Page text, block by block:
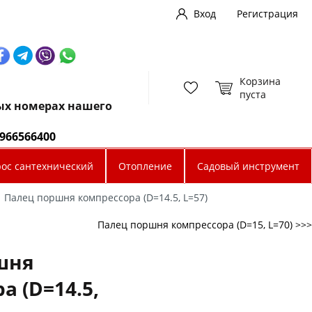
Вход
Регистрация
номерах нашего
Корзина
пуста
сантехнический Отопление Садовый инструмент
Палец поршня компрессора (D=14.5, L=57)
Палец поршня компрессора (D=15, L=70) >>>
(D=14.5,